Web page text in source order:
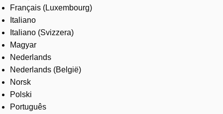
Français (Luxembourg)
Italiano
Italiano (Svizzera)
Magyar
Nederlands
Nederlands (België)
Norsk
Polski
Português